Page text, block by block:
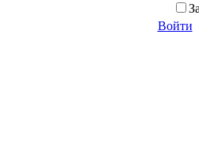
Войти